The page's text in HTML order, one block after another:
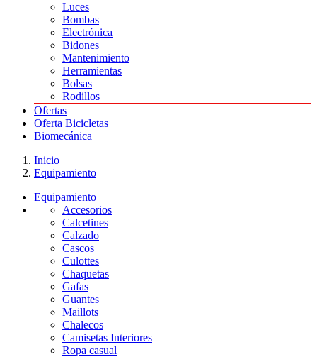
Luces
Bombas
Electrónica
Bidones
Mantenimiento
Herramientas
Bolsas
Rodillos
Ofertas
Oferta Bicicletas
Biomecánica
Inicio
Equipamiento
Equipamiento
Accesorios
Calcetines
Calzado
Cascos
Culottes
Chaquetas
Gafas
Guantes
Maillots
Chalecos
Camisetas Interiores
Ropa casual